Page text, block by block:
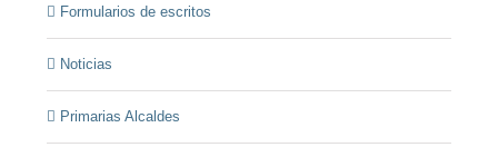
Formularios de escritos
Noticias
Primarias Alcaldes